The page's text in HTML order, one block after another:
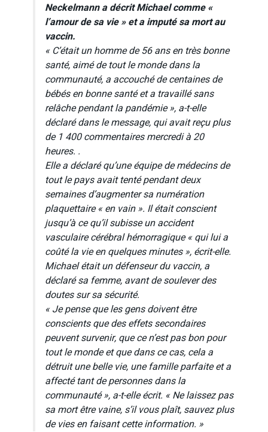
Neckelmann a décrit Michael comme «
l’amour de sa vie » et a imputé sa mort au
vaccin.
« C’était un homme de 56 ans en très bonne
santé, aimé de tout le monde dans la
communauté, a accouché de centaines de
bébés en bonne santé et a travaillé sans
relâche pendant la pandémie », a-t-elle
déclaré dans le message, qui avait reçu plus
de 1 400 commentaires mercredi à 20
heures. .
Elle a déclaré qu’une équipe de médecins de
tout le pays avait tenté pendant deux
semaines d’augmenter sa numération
plaquettaire « en vain ». Il était conscient
jusqu’à ce qu’il subisse un accident
vasculaire cérébral hémorragique « qui lui a
coûté la vie en quelques minutes », écrit-elle.
Michael était un défenseur du vaccin, a
déclaré sa femme, avant de soulever des
doutes sur sa sécurité.
« Je pense que les gens doivent être
conscients que des effets secondaires
peuvent survenir, que ce n’est pas bon pour
tout le monde et que dans ce cas, cela a
détruit une belle vie, une famille parfaite et a
affecté tant de personnes dans la
communauté », a-t-elle écrit. « Ne laissez pas
sa mort être vaine, s’il vous plaît, sauvez plus
de vies en faisant cette information. »